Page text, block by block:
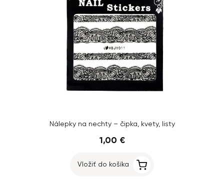
Nálepky na nechty – čipka, kvety, listy
1,00 €
Vložiť do košíka